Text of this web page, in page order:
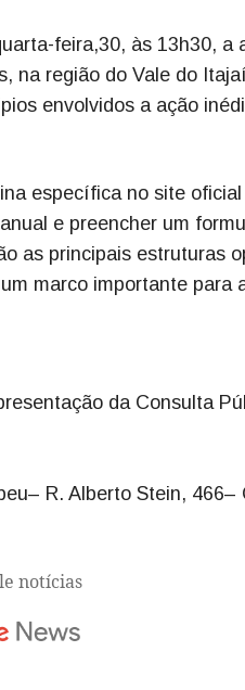
feira,30, às 13h30, a
na região do Vale do
envolvidos a ação
específica no site
e preencher um
as principais estruturas
marco importante para
da Consulta
R. Alberto Stein,
notícias